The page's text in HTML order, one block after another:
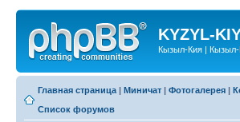
KYZYL-
Кызыл-Кия | Кызыл-
Главная страница | Миничат | Фотогалерея |
Список форумов